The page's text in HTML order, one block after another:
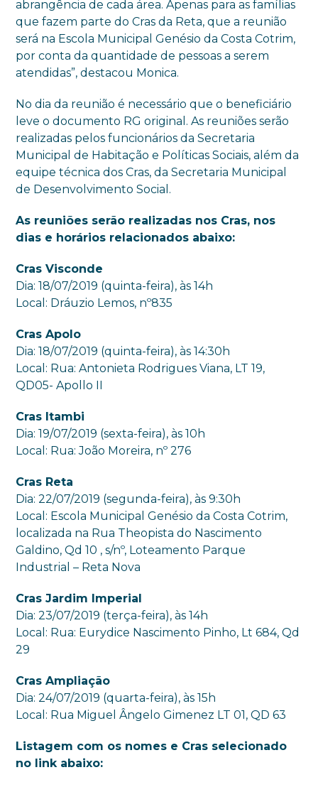
abrangência de cada área. Apenas para as famílias
que fazem parte do Cras da Reta, que a reunião
será na Escola Municipal Genésio da Costa Cotrim,
por conta da quantidade de pessoas a serem
atendidas”, destacou Monica.
No dia da reunião é necessário que o beneficiário
leve o documento RG original. As reuniões serão
realizadas pelos funcionários da Secretaria
Municipal de Habitação e Políticas Sociais, além da
equipe técnica dos Cras, da Secretaria Municipal
de Desenvolvimento Social.
As reuniões serão realizadas nos Cras, nos
dias e horários relacionados abaixo:
Cras Visconde
Dia: 18/07/2019 (quinta-feira), às 14h
Local: Dráuzio Lemos, nº835
Cras Apolo
Dia: 18/07/2019 (quinta-feira), às 14:30h
Local: Rua: Antonieta Rodrigues Viana, LT 19,
QD05- Apollo II
Cras Itambi
Dia: 19/07/2019 (sexta-feira), às 10h
Local: Rua: João Moreira, nº 276
Cras Reta
Dia: 22/07/2019 (segunda-feira), às 9:30h
Local: Escola Municipal Genésio da Costa Cotrim,
localizada na Rua Theopista do Nascimento
Galdino, Qd 10 , s/nº, Loteamento Parque
Industrial – Reta Nova
Cras Jardim Imperial
Dia: 23/07/2019 (terça-feira), às 14h
Local: Rua: Eurydice Nascimento Pinho, Lt 684, Qd
29
Cras Ampliação
Dia: 24/07/2019 (quarta-feira), às 15h
Local: Rua Miguel Ângelo Gimenez LT 01, QD 63
Listagem com os nomes e Cras selecionado
no link abaixo: